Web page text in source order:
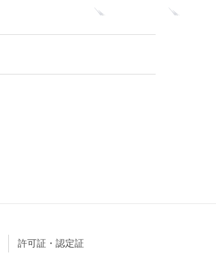
許可証・認定証